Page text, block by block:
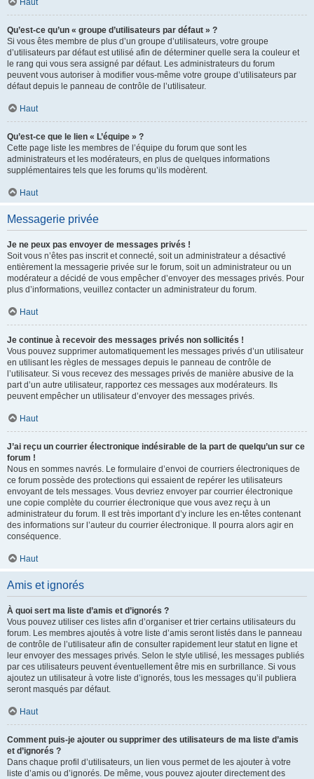
Haut
Qu’est-ce qu’un « groupe d’utilisateurs par défaut » ?
Si vous êtes membre de plus d’un groupe d’utilisateurs, votre groupe
d’utilisateurs par défaut est utilisé afin de déterminer quelle sera la couleur et
le rang qui vous sera assigné par défaut. Les administrateurs du forum
peuvent vous autoriser à modifier vous-même votre groupe d’utilisateurs par
défaut depuis le panneau de contrôle de l’utilisateur.
Haut
Qu’est-ce que le lien « L’équipe » ?
Cette page liste les membres de l’équipe du forum que sont les
administrateurs et les modérateurs, en plus de quelques informations
supplémentaires tels que les forums qu’ils modèrent.
Haut
Messagerie privée
Je ne peux pas envoyer de messages privés !
Soit vous n’êtes pas inscrit et connecté, soit un administrateur a désactivé
entièrement la messagerie privée sur le forum, soit un administrateur ou un
modérateur a décidé de vous empêcher d’envoyer des messages privés. Pour
plus d’informations, veuillez contacter un administrateur du forum.
Haut
Je continue à recevoir des messages privés non sollicités !
Vous pouvez supprimer automatiquement les messages privés d’un utilisateur
en utilisant les règles de messages depuis le panneau de contrôle de
l’utilisateur. Si vous recevez des messages privés de manière abusive de la
part d’un autre utilisateur, rapportez ces messages aux modérateurs. Ils
peuvent empêcher un utilisateur d’envoyer des messages privés.
Haut
J’ai reçu un courrier électronique indésirable de la part de quelqu’un sur ce
forum !
Nous en sommes navrés. Le formulaire d’envoi de courriers électroniques de
ce forum possède des protections qui essaient de repérer les utilisateurs
envoyant de tels messages. Vous devriez envoyer par courrier électronique
une copie complète du courrier électronique que vous avez reçu à un
administrateur du forum. Il est très important d’y inclure les en-têtes contenant
des informations sur l’auteur du courrier électronique. Il pourra alors agir en
conséquence.
Haut
Amis et ignorés
À quoi sert ma liste d’amis et d’ignorés ?
Vous pouvez utiliser ces listes afin d’organiser et trier certains utilisateurs du
forum. Les membres ajoutés à votre liste d’amis seront listés dans le panneau
de contrôle de l’utilisateur afin de consulter rapidement leur statut en ligne et
leur envoyer des messages privés. Selon le style utilisé, les messages publiés
par ces utilisateurs peuvent éventuellement être mis en surbrillance. Si vous
ajoutez un utilisateur à votre liste d’ignorés, tous les messages qu’il publiera
seront masqués par défaut.
Haut
Comment puis-je ajouter ou supprimer des utilisateurs de ma liste d’amis
et d’ignorés ?
Dans chaque profil d’utilisateurs, un lien vous permet de les ajouter à votre
liste d’amis ou d’ignorés. De même, vous pouvez ajouter directement des